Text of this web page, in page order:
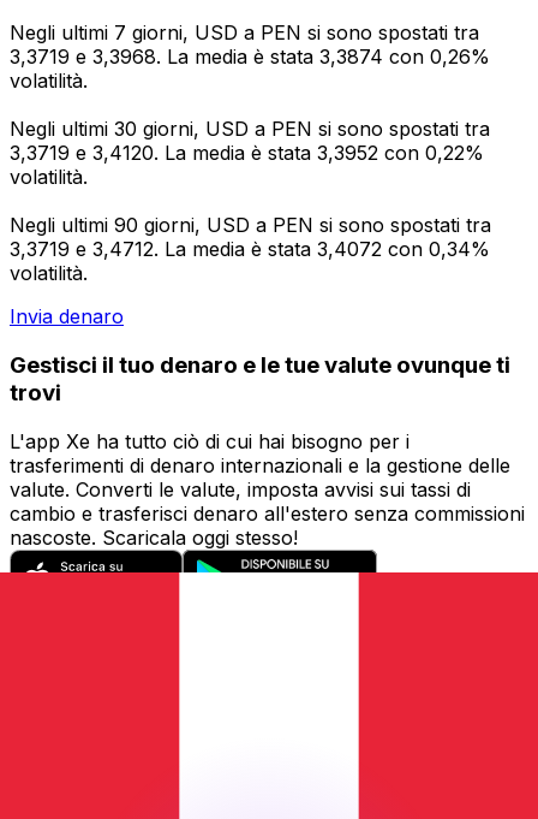
Negli ultimi 7 giorni, USD a PEN si sono spostati tra
3,3719 e 3,3968. La media è stata 3,3874 con 0,26%
volatilità.
Negli ultimi 30 giorni, USD a PEN si sono spostati tra
3,3719 e 3,4120. La media è stata 3,3952 con 0,22%
volatilità.
Negli ultimi 90 giorni, USD a PEN si sono spostati tra
3,3719 e 3,4712. La media è stata 3,4072 con 0,34%
volatilità.
Invia denaro
Gestisci il tuo denaro e le tue valute ovunque ti
trovi
L'app Xe ha tutto ciò di cui hai bisogno per i
trasferimenti di denaro internazionali e la gestione delle
valute. Converti le valute, imposta avvisi sui tassi di
cambio e trasferisci denaro all'estero senza commissioni
nascoste. Scaricala oggi stesso!